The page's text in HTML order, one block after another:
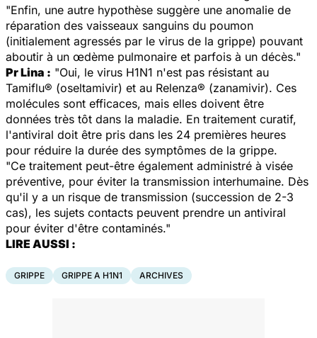
"Enfin, une autre hypothèse suggère une anomalie de
réparation des vaisseaux sanguins du poumon
(initialement agressés par le virus de la grippe) pouvant
aboutir à un œdème pulmonaire et parfois à un décès."
Pr Lina : "Oui, le virus H1N1 n'est pas résistant au
Tamiflu® (oseltamivir) et au Relenza® (zanamivir). Ces
molécules sont efficaces, mais elles doivent être
données très tôt dans la maladie. En traitement curatif,
l'antiviral doit être pris dans les 24 premières heures
pour réduire la durée des symptômes de la grippe.
"Ce traitement peut-être également administré à visée
préventive, pour éviter la transmission interhumaine. Dès
qu'il y a un risque de transmission (succession de 2-3
cas), les sujets contacts peuvent prendre un antiviral
pour éviter d'être contaminés."
LIRE AUSSI :
GRIPPE GRIPPE A H1N1 ARCHIVES